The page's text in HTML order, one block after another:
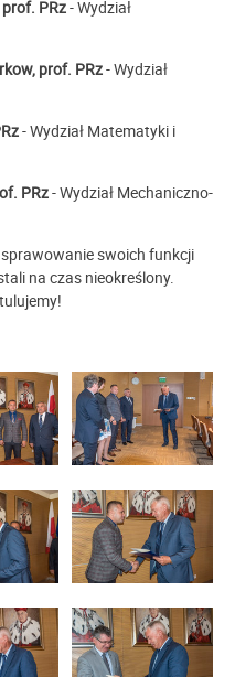
PRz- Wydział
prof. PRz- Wydział
- Wydział Matematyki i
PRz- Wydział Mechaniczno-
swoich funkcji
na czas nieokreślony.